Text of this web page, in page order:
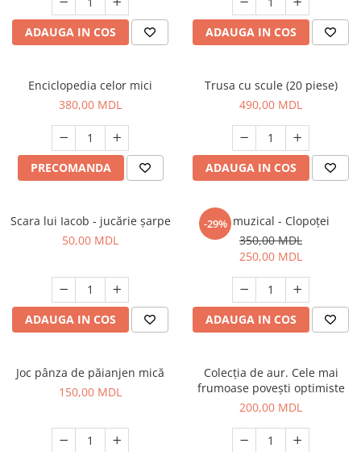
ADAUGA IN COS ADAUGA IN COS
Enciclopedia celor mici
380,00 MDL
PRECOMANDA
Trusa cu scule (20 piese)
490,00 MDL
ADAUGA IN COS
Scara lui Iacob - jucărie șarpe
50,00 MDL
ADAUGA IN COS
-29%
Set muzical - Clopoței
350,00 MDL
250,00 MDL
ADAUGA IN COS
Joc pânza de păianjen mică
150,00 MDL
Colecția de aur. Cele mai
frumoase povești optimiste
200,00 MDL